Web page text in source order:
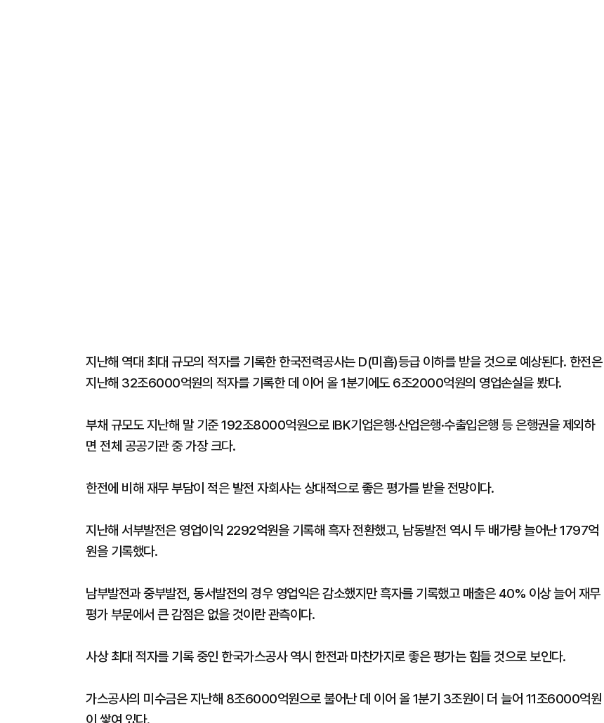
지난해 역대 최대 규모의 적자를 기록한 한국전력공사는 D(미흡)등급 이하를 받을 것으로 예상된다. 한전은
지난해 32조6000억원의 적자를 기록한 데 이어 올 1분기에도 6조2000억원의 영업손실을 봤다.
부채 규모도 지난해 말 기준 192조8000억원으로 IBK기업은행·산업은행·수출입은행 등 은행권을 제외하
면 전체 공공기관 중 가장 크다.
한전에 비해 재무 부담이 적은 발전 자회사는 상대적으로 좋은 평가를 받을 전망이다.
지난해 서부발전은 영업이익 2292억원을 기록해 흑자 전환했고, 남동발전 역시 두 배가량 늘어난 1797억
원을 기록했다.
남부발전과 중부발전, 동서발전의 경우 영업익은 감소했지만 흑자를 기록했고 매출은 40% 이상 늘어 재무
평가 부문에서 큰 감점은 없을 것이란 관측이다.
사상 최대 적자를 기록 중인 한국가스공사 역시 한전과 마찬가지로 좋은 평가는 힘들 것으로 보인다.
가스공사의 미수금은 지난해 8조6000억원으로 불어난 데 이어 올 1분기 3조원이 더 늘어 11조6000억원